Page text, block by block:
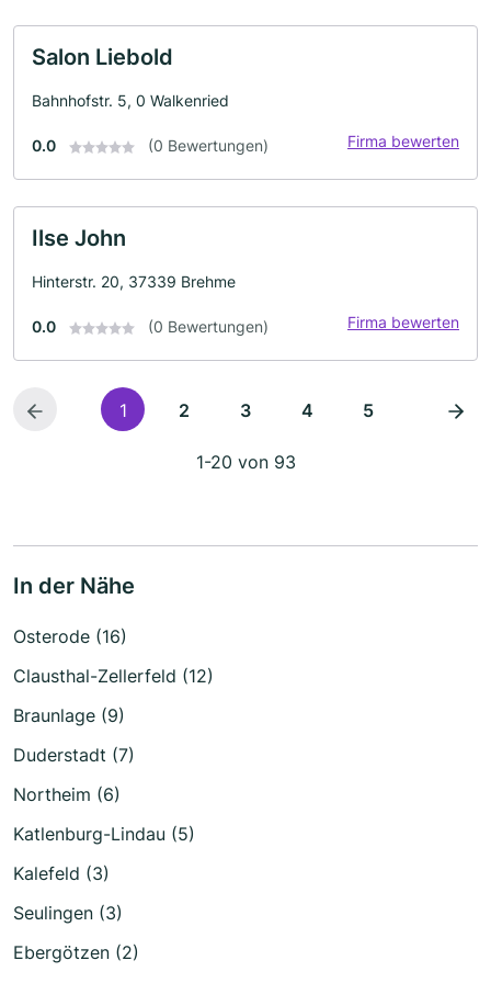
Salon Liebold
Bahnhofstr. 5, 0 Walkenried
0.0 (0 Bewertungen) Firma bewerten
Ilse John
Hinterstr. 20, 37339 Brehme
0.0 (0 Bewertungen) Firma bewerten
1 2 3 4 5
1-20 von 93
In der Nähe
Osterode (16)
Clausthal-Zellerfeld (12)
Braunlage (9)
Duderstadt (7)
Northeim (6)
Katlenburg-Lindau (5)
Kalefeld (3)
Seulingen (3)
Ebergötzen (2)